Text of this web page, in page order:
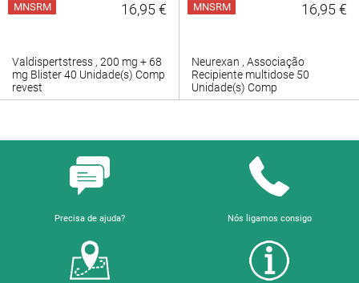
MNSRM 16,95 €
Valdispertstress , 200 mg + 68
mg Blister 40 Unidade(s) Comp
revest
MNSRM 16,95 €
Neurexan , Associação
Recipiente multidose 50
Unidade(s) Comp
Precisa de ajuda? Nós ligamos consigo